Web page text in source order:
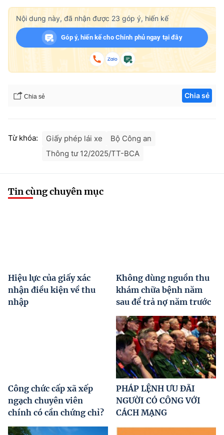
Nội dung này, đã nhận được 23 góp ý, hiến kế
Góp ý, hiến kế cho Chính phủ ngay tại đây
Chia sẻ Chia sẻ
Từ khóa: Giấy phép lái xe
Bộ Công an
Thông tư 12/2025/TT-BCA
Tin cùng chuyên mục
Hiệu lực của giấy xác
nhận điều kiện về thu
nhập
Không dùng nguồn thu
khám chữa bệnh năm
sau để trả nợ năm trước
Công chức cấp xã xếp
ngạch chuyên viên
chính có cần chứng chỉ?
PHÁP LỆNH ƯU ĐÃI
NGƯỜI CÓ CÔNG VỚI
CÁCH MẠNG